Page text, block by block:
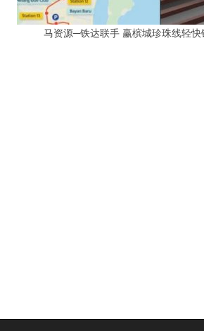
马资源─铁达联手 赢槟城珍珠线轻